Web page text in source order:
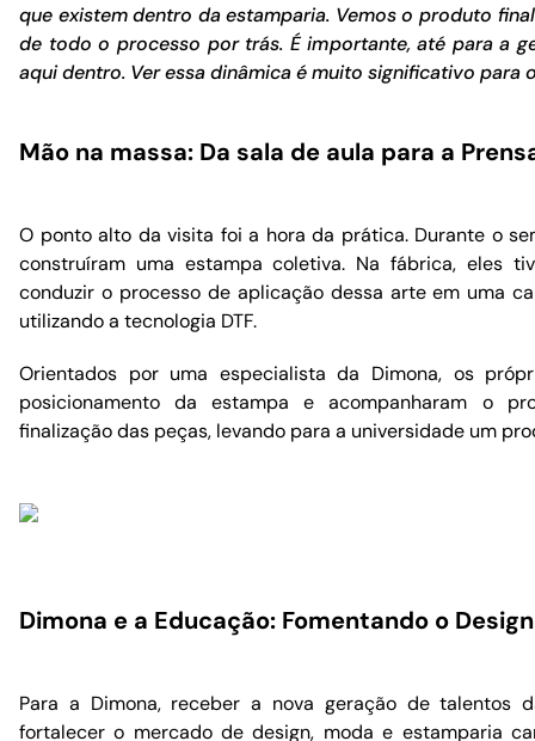
que existem dentro da estamparia. Vemos o produto
de todo o processo por trás. É importante, até para a
aqui dentro. Ver essa dinâmica é muito significativo para
Mão na massa: Da sala de aula para a
O ponto alto da visita foi a hora da prática. Durante o
construíram uma estampa coletiva. Na fábrica, eles
conduzir o processo de aplicação dessa arte em uma
utilizando a tecnologia DTF.
Orientados por uma especialista da Dimona, os
posicionamento da estampa e acompanharam o
finalização das peças, levando para a universidade um
Dimona e a Educação: Fomentando o
Para a Dimona, receber a nova geração de talentos
fortalecer o mercado de design, moda e estamparia